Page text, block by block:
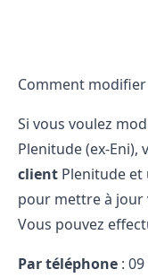
Comment
Si vous voulez
Plenitude (ex-Eni),
client Plenitude et
pour mettre à jour
Vous pouvez
Par téléphone :